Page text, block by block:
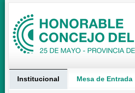
Institucional Mesa de Entrada